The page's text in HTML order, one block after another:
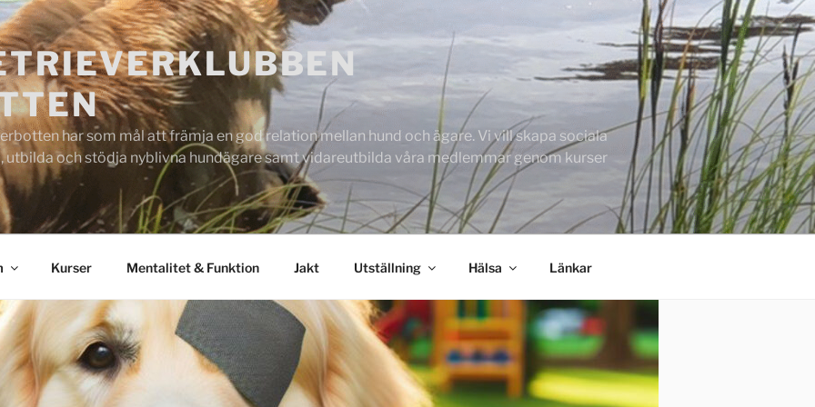
har som mål att främja en god relation mellan hund och ägare. Vi vill skapa sociala
och stödja nyblivna hundägare samt vidareutbilda våra medlemmar genom kurser
Kurser Mentalitet & Funktion Jakt Utställning Hälsa Länkar